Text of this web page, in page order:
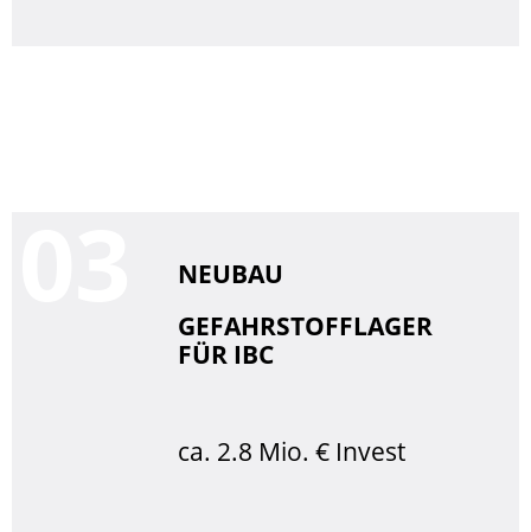
NEUBAU
GEFAHRSTOFFLAGER
FÜR IBC
ca. 2.8 Mio. € Invest